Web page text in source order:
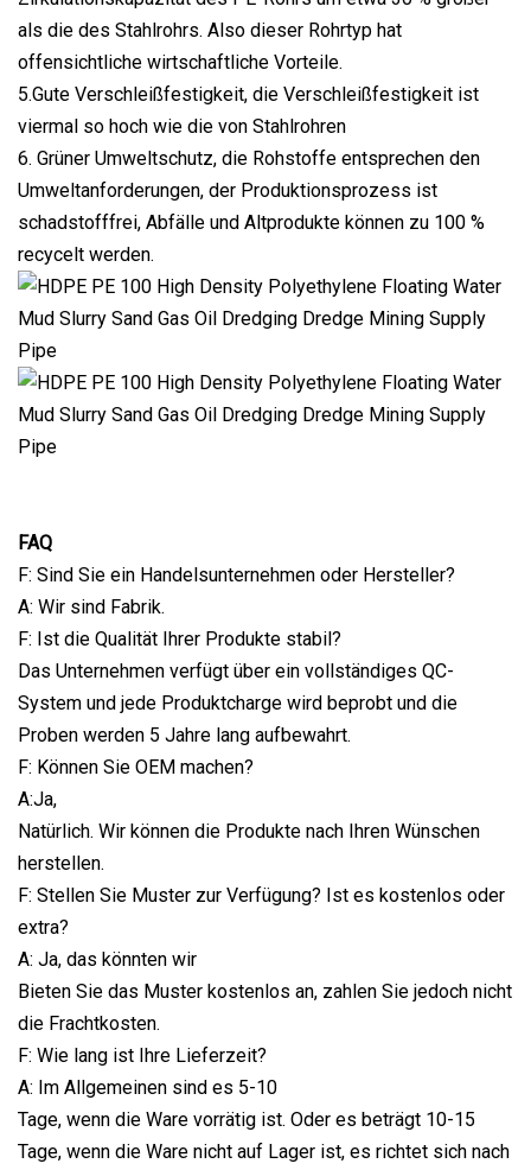
als die des Stahlrohrs. Also dieser Rohrtyp hat
offensichtliche wirtschaftliche Vorteile.
5.Gute Verschleißfestigkeit, die Verschleißfestigkeit ist
viermal so hoch wie die von Stahlrohren
6. Grüner Umweltschutz, die Rohstoffe entsprechen den
Umweltanforderungen, der Produktionsprozess ist
schadstofffrei, Abfälle und Altprodukte können zu 100 %
recycelt werden.
FAQ
F: Sind Sie ein Handelsunternehmen oder Hersteller?
A: Wir sind Fabrik.
F: Ist die Qualität Ihrer Produkte stabil?
Das Unternehmen verfügt über ein vollständiges QC-
System und jede Produktcharge wird beprobt und die
Proben werden 5 Jahre lang aufbewahrt.
F: Können Sie OEM machen?
A:Ja,
Natürlich. Wir können die Produkte nach Ihren Wünschen
herstellen.
F: Stellen Sie Muster zur Verfügung? Ist es kostenlos oder
extra?
A: Ja, das könnten wir
Bieten Sie das Muster kostenlos an, zahlen Sie jedoch nicht
die Frachtkosten.
F: Wie lang ist Ihre Lieferzeit?
A: Im Allgemeinen sind es 5-10
Tage, wenn die Ware vorrätig ist. Oder es beträgt 10-15
Tage, wenn die Ware nicht auf Lager ist, es richtet sich nach